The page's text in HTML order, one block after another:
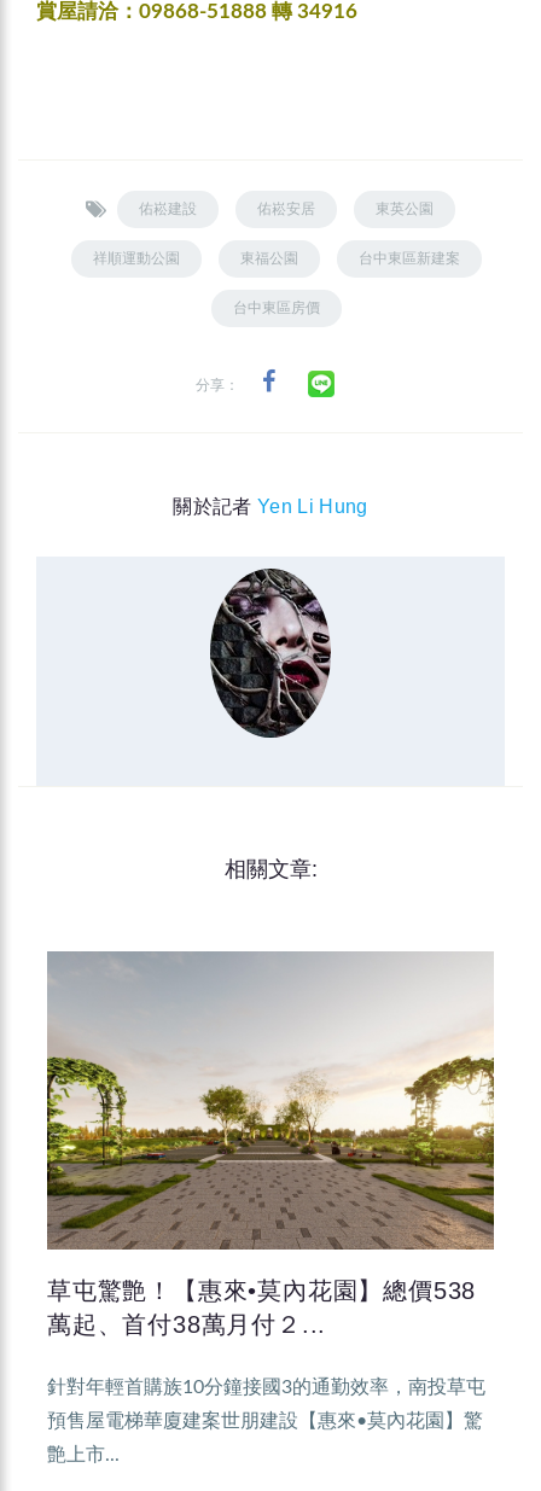
賞屋請洽：09868-51888 轉 34916
佑崧建設 佑崧安居 東英公園
祥順運動公園 東福公園 台中東區新建案
台中東區房價
分享：
關於記者Yen Li Hung
相關文章:
草屯驚艶！【惠來•莫內花園】總價538
萬起、首付38萬月付２...
針對年輕首購族10分鐘接國3的通勤效率，南投草屯
預售屋電梯華廈建案世朋建設【惠來•莫內花園】驚
艶上市...